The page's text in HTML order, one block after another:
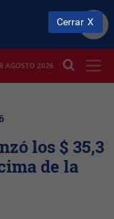
AGOSTO 2026
los $ 35,3
de la
Cerrar